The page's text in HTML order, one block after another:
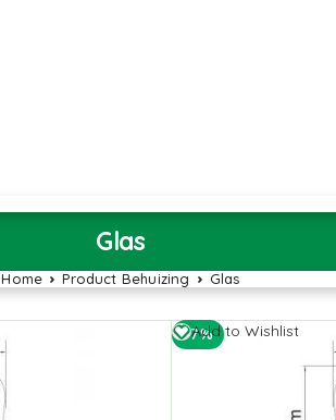
Glas
Home Product Behuizing Glas
-7%
Add to Wishlist